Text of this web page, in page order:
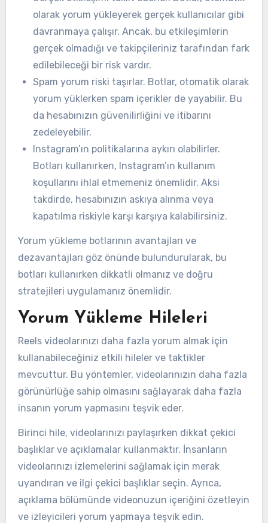
olarak yorum yükleyerek gerçek kullanıcılar gibi
davranmaya çalışır. Ancak, bu etkileşimlerin
gerçek olmadığı ve takipçileriniz tarafından fark
edilebileceği bir risk vardır.
Spam yorum riski taşırlar. Botlar, otomatik olarak
yorum yüklerken spam içerikler de yayabilir. Bu
da hesabınızın güvenilirliğini ve itibarını
zedeleyebilir.
Instagram’ın politikalarına aykırı olabilirler.
Botları kullanırken, Instagram’ın kullanım
koşullarını ihlal etmemeniz önemlidir. Aksi
takdirde, hesabınızın askıya alınma veya
kapatılma riskiyle karşı karşıya kalabilirsiniz.
Yorum yükleme botlarının avantajları ve
dezavantajları göz önünde bulundurularak, bu
botları kullanırken dikkatli olmanız ve doğru
stratejileri uygulamanız önemlidir.
Yorum Yükleme Hileleri
Reels videolarınızı daha fazla yorum almak için
kullanabileceğiniz etkili hileler ve taktikler
mevcuttur. Bu yöntemler, videolarınızın daha fazla
görünürlüğe sahip olmasını sağlayarak daha fazla
insanın yorum yapmasını teşvik eder.
Birinci hile, videolarınızı paylaşırken dikkat çekici
başlıklar ve açıklamalar kullanmaktır. İnsanların
videolarınızı izlemelerini sağlamak için merak
uyandıran ve ilgi çekici başlıklar seçin. Ayrıca,
açıklama bölümünde videonuzun içeriğini özetleyin
ve izleyicileri yorum yapmaya teşvik edin.